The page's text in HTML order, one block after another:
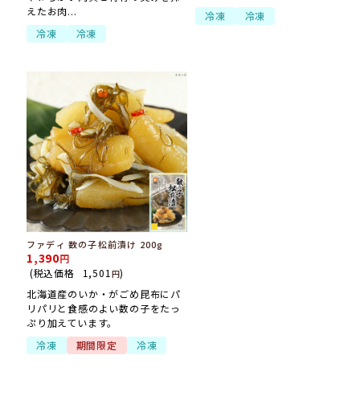
えたお肉...
冷凍
冷凍
冷凍
冷凍
ファディ 数の子松前漬け 200g
1,390
(税込価格 1,501 円)
北海道産のいか・がごめ昆布にパ
リパリと食感のよい数の子をたっ
ぷり加えています。
冷凍
期間限定 冷凍